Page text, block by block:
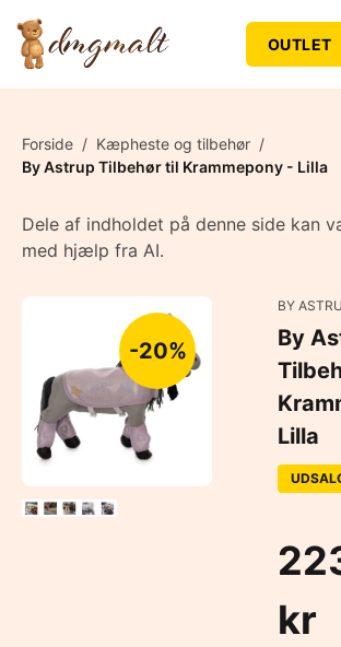
OUTLET
Forside / Kæpheste og tilbehør /
By Astrup Tilbehør til Krammepony - Lilla
Dele af indholdet på denne side kan
med hjælp fra AI.
-20%
BY
By
Lilla
kr